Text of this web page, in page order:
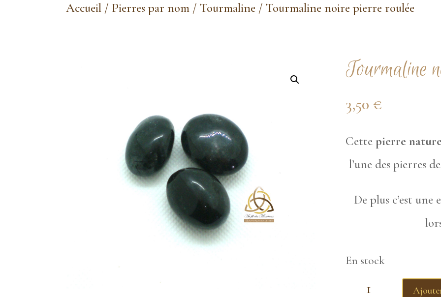
Accueil / Pierres par nom /Tourmaline / Tourmaline noire pierre roulée
Tourmaline
3,50 €
Cettepierre
l’une des pierres
De plus c’est une
En stock